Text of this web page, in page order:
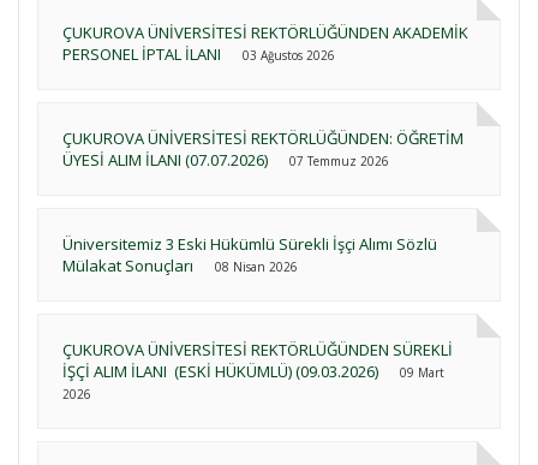
ÇUKUROVA ÜNİVERSİTESİ REKTÖRLÜĞÜNDEN AKADEMİK
PERSONEL İPTAL İLANI
03 Ağustos 2026
ÇUKUROVA ÜNİVERSİTESİ REKTÖRLÜĞÜNDEN: ÖĞRETİM
ÜYESİ ALIM İLANI (07.07.2026)
07 Temmuz 2026
Üniversitemiz 3 Eski Hükümlü Sürekli İşçi Alımı Sözlü
Mülakat Sonuçları
08 Nisan 2026
ÇUKUROVA ÜNİVERSİTESİ REKTÖRLÜĞÜNDEN SÜREKLİ
İŞÇİ ALIM İLANI (ESKİ HÜKÜMLÜ) (09.03.2026)
09 Mart
2026